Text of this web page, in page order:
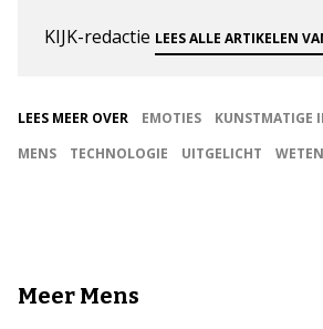
KIJK-redactie LEES ALLE ARTIKELEN
LEES MEER OVER EMOTIES
KUNSTMATIGE
MENS
TECHNOLOGIE UITGELICHT
Meer Mens